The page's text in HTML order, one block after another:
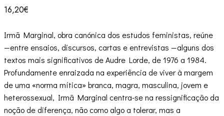
16,20€
Irmã Marginal, obra canónica dos estudos feministas, reúne
—entre ensaios, discursos, cartas e entrevistas —alguns dos
textos mais significativos de Audre Lorde, de 1976 a 1984.
Profundamente enraizada na experiência de viver à margem
de uma «norma mítica» branca, magra, masculina, jovem e
heterossexual, Irmã Marginal centra-se na ressignificação da
noção de diferença, não como algo a tolerar, mas a